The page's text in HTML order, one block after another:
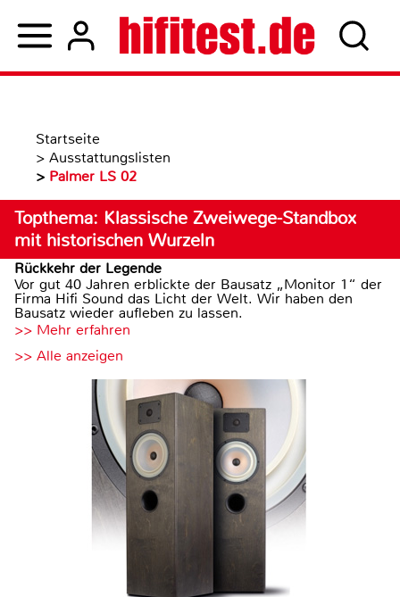
Startseite
> Ausstattungslisten
> Palmer LS 02
Topthema: Klassische Zweiwege-Standbox
mit historischen Wurzeln
Rückkehr der Legende
Vor gut 40 Jahren erblickte der Bausatz „Monitor 1“ der
Firma Hifi Sound das Licht der Welt. Wir haben den
Bausatz wieder aufleben zu lassen.
>> Mehr erfahren
>> Alle anzeigen